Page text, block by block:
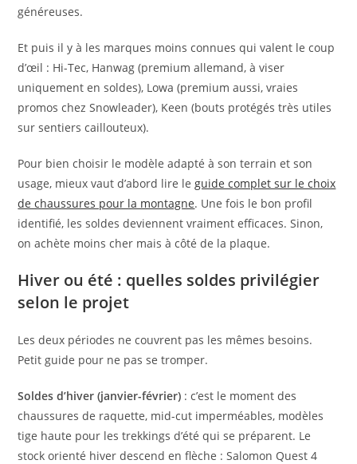
généreuses.
Et puis il y à les marques moins connues qui valent le coup
d’œil : Hi-Tec, Hanwag (premium allemand, à viser
uniquement en soldes), Lowa (premium aussi, vraies
promos chez Snowleader), Keen (bouts protégés très utiles
sur sentiers caillouteux).
Pour bien choisir le modèle adapté à son terrain et son
usage, mieux vaut d’abord lire le guide complet sur le choix
de chaussures pour la montagne. Une fois le bon profil
identifié, les soldes deviennent vraiment efficaces. Sinon,
on achète moins cher mais à côté de la plaque.
Hiver ou été : quelles soldes privilégier
selon le projet
Les deux périodes ne couvrent pas les mêmes besoins.
Petit guide pour ne pas se tromper.
Soldes d’hiver (janvier-février) : c’est le moment des
chaussures de raquette, mid-cut imperméables, modèles
tige haute pour les trekkings d’été qui se préparent. Le
stock orienté hiver descend en flèche : Salomon Quest 4